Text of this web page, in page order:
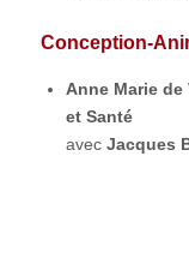
Conception-
Anne Marie de
et Santé
avec Jacques